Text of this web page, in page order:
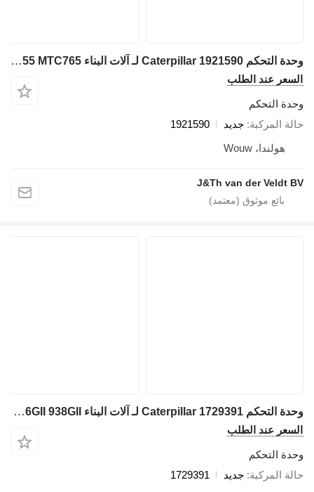
وحدة التحكم Caterpillar 1921590 لـ آلات البناء Caterpillar 420D 430D 432D 442D 972G 950H 966H 972GII 988G 980H 972H 988H 980K 972K MTC735 MTC745 MTC755 MTC765
السعر عند الطلب
وحدة التحكم
حالة المركبة جديد
1921590
هولندا، Wouw
J&Th van der Veldt BV
وحدة التحكم Caterpillar 1729391 لـ آلات البناء Caterpillar 950G 980G 962G 972G 992G 825G 826G 836G 966G 938G 980H 825H 826H 836H 988H 950GI 980GII 962GII 972GII 825GII 826GII 966GII 938GII
السعر عند الطلب
وحدة التحكم
حالة المركبة جديد
1729391